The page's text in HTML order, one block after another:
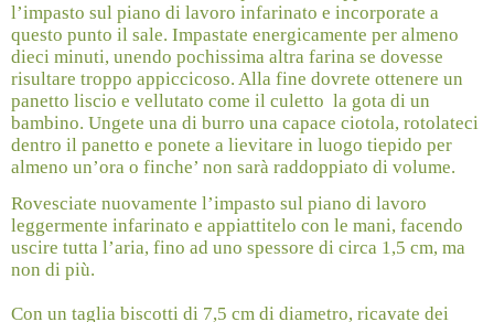
l’impasto sul piano di lavoro infarinato e incorporate a
questo punto il sale. Impastate energicamente per almeno
dieci minuti, unendo pochissima altra farina se dovesse
risultare troppo appiccicoso. Alla fine dovrete ottenere un
panetto liscio e vellutato come il culetto la gota di un
bambino. Ungete una di burro una capace ciotola, rotolateci
dentro il panetto e ponete a lievitare in luogo tiepido per
almeno un’ora o finche’ non sarà raddoppiato di volume.
Rovesciate nuovamente l’impasto sul piano di lavoro
leggermente infarinato e appiattitelo con le mani, facendo
uscire tutta l’aria, fino ad uno spessore di circa 1,5 cm, ma
non di più.
Con un taglia biscotti di 7,5 cm di diametro, ricavate dei